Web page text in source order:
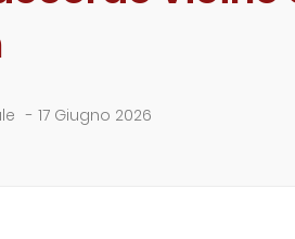
- 17 Giugno 2026